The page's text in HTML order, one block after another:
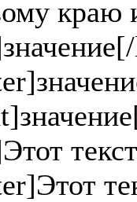
краю
значение
значение